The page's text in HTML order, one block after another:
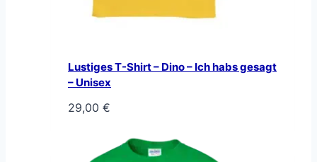
Lustiges T-Shirt – Dino – Ich habs gesagt
– Unisex
29,00 €